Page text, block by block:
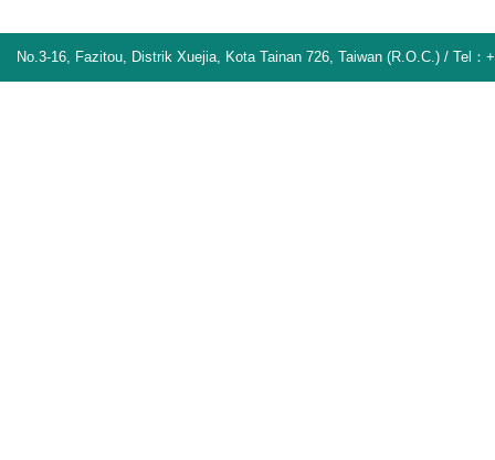
No.3-16, Fazitou, Distrik Xuejia, Kota Tainan 726, Taiwan (R.O.C.) / Tel：